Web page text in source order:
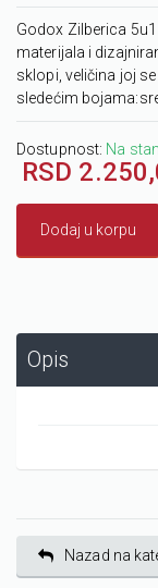
Godox Zilberica
materijala i
sklopi, veličina joj
sledećim
Dostupnost: Na
RSD
Dodaj u korpu
Opis
Nazad na